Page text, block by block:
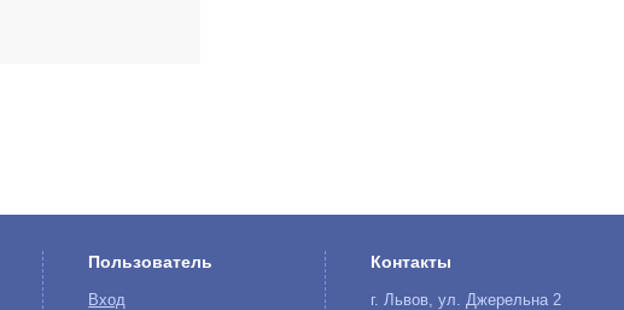
Пользователь
Вход
Контакты
г. Львов, ул. Джерельна 2